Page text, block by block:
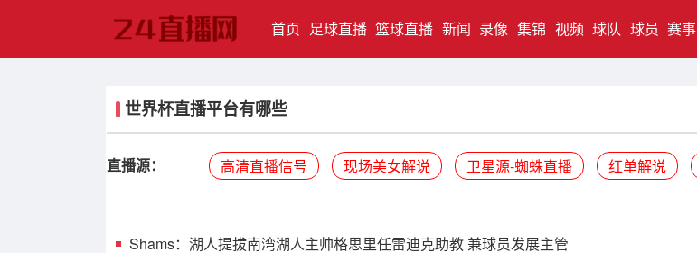
首页 (current)
足球直播 篮球直播 新闻 录像 集锦 视频 球队 球员 赛事
世界杯直播平台有哪些
直播源： 高清直播信号 现场美女解说 卫星源-蜘蛛直播 红单解说
Shams：湖人提拔南湾湖人主帅格思里任雷迪克助教 兼球员发展主管